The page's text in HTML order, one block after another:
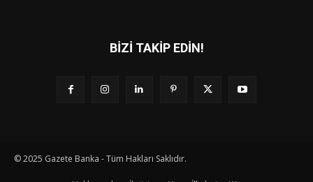
BİZİ TAKİP EDİN!
© 2025 Gazete Banka - Tüm Hakları Saklıdır.